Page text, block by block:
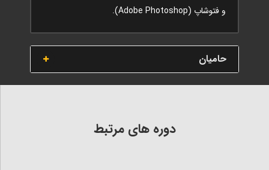
و فتوشاپ (Adobe Photoshop).
حامیان
دوره های مرتبط